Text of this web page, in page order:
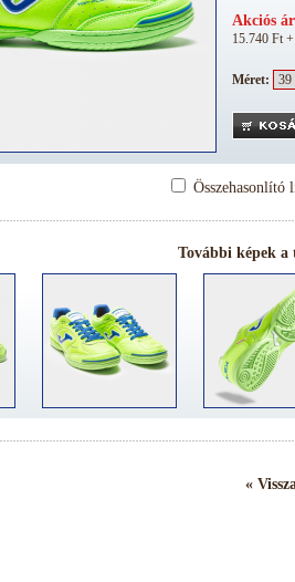
Akciós
15.740 Ft
Méret:
Összehasonlító
További képek a
«